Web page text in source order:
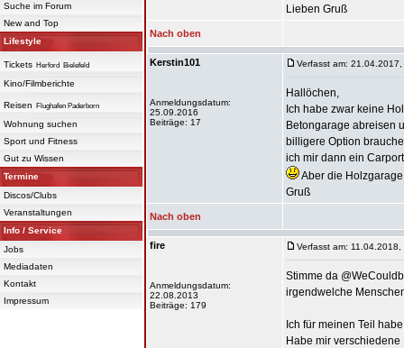
Suche im Forum
New and Top
Lifestyle
Tickets Herford Bielefeld
Kino/Filmberichte
Reisen Flughafen Paderborn
Wohnung suchen
Sport und Fitness
Gut zu Wissen
Termine
Discos/Clubs
Veranstaltungen
Info / Service
Jobs
Mediadaten
Kontakt
Impressum
Lieben Gruß
Nach oben
Kerstin101
Anmeldungsdatum:
25.09.2016
Beiträge: 17
Verfasst am:
Hallöchen,
Ich habe zwar keine
Betongarage abreisen
billigere Option
ich mir dann ein
Aber die
Gruß
Nach oben
fire
Anmeldungsdatum:
22.08.2013
Beiträge: 179
Verfasst am: 11.04.2018,
Stimme da
irgendwelche
Ich für meinen Teil
Habe mir